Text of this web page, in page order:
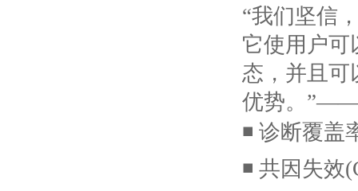
“我们坚信
它使用户可
态，并且可
优势。
◾ 诊断覆盖
◾ 共因失效